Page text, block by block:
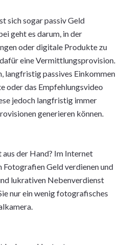
sich sogar passiv Geld
geht es darum, in der
oder digitale Produkte zu
eine Vermittlungsprovision.
langfristig passives Einkommen
oder das Empfehlungsvideo
jedoch langfristig immer
generieren können.
aus der Hand? Im Internet
Fotografien Geld verdienen und
lukrativen Nebenverdienst
nur ein wenig fotografisches